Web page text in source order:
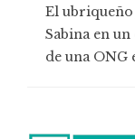
El
Sabina en
de una ONG